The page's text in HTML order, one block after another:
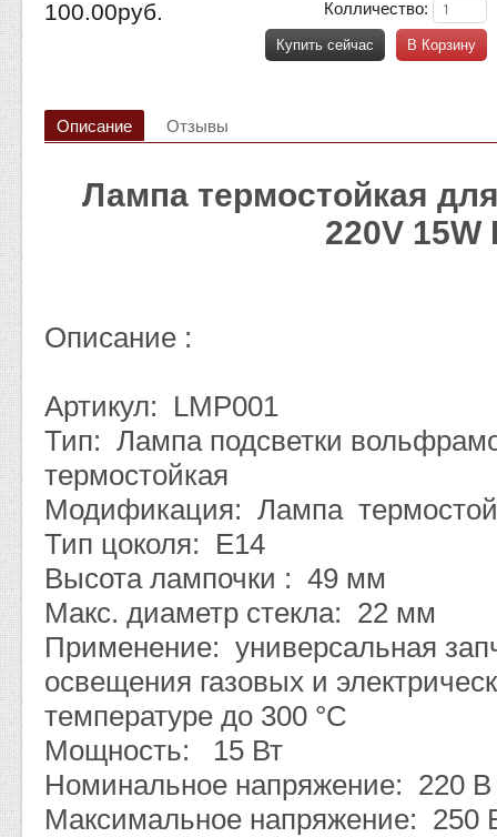
Колличество:
В Корзину
Купить сейчас
100.00руб.
Описание Отзывы
Лампа термостойкая
220V 15W
Описание :
Артикул: LMP001
Тип: Лампа подсветки
термостойкая
Модификация: Лампа
Тип цоколя: E14
Высота лампочки : 49 мм
Макс. диаметр стекла: 22 мм
Применение: универсальная
освещения газовых и
температуре до 300 °С
Мощность: 15 Вт
Номинальное напряжение: 220 В
Максимальное напряжение: 250